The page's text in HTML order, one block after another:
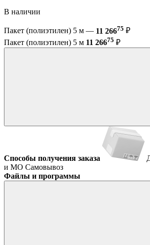
В наличии
Пакет (полиэтилен) 5 м — 11 26675 ₽
Пакет (полиэтилен) 5 м 11 26675 ₽
Способы получения заказа
и МО Самовывоз
Файлы и программы